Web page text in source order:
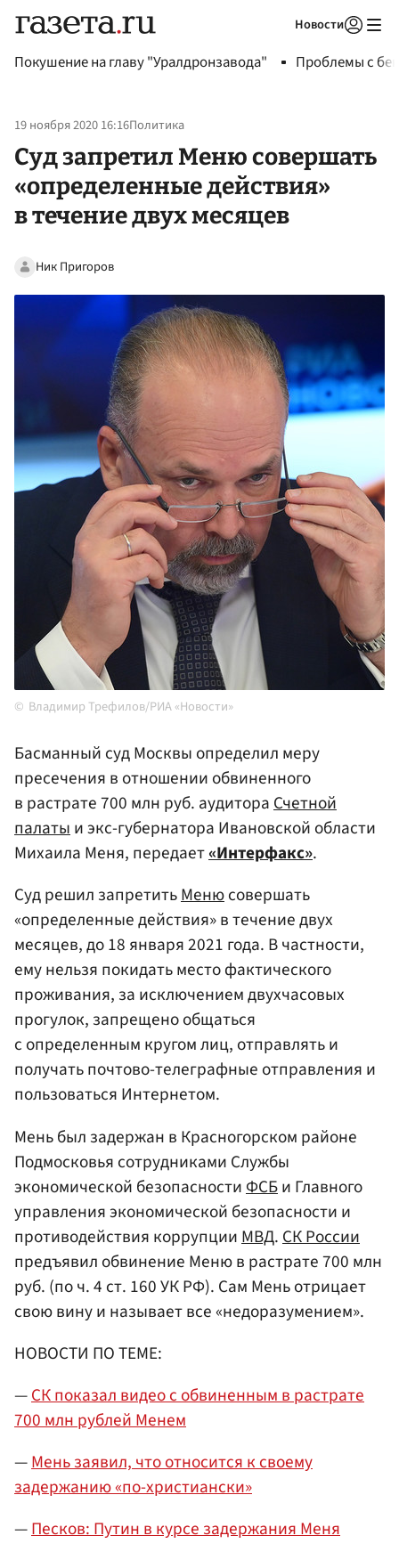
Новости
Покушение на главу "Уралдронзавода" Проблемы с
19 ноября 2020 16:16Политика
Суд запретил Меню совершать
«определенные действия»
в течение двух месяцев
Ник Пригоров
Владимир Трефилов/РИА «Новости»
Басманный суд Москвы определил меру
пресечения в отношении обвиненного
в растрате 700 млн руб. аудитораСчетной
палатыи экс-губернатора Ивановской области
Михаила Меня, передает«Интерфакс».
Суд решил запретитьМенюсовершать
«определенные действия» в течение двух
месяцев, до 18 января 2021 года. В частности,
ему нельзя покидать место фактического
проживания, за исключением двухчасовых
прогулок, запрещено общаться
с определенным кругом лиц, отправлять и
получать почтово-телеграфные отправления и
пользоваться Интернетом.
Мень был задержан в Красногорском районе
Подмосковья сотрудниками Службы
экономической безопасности ФСБи Главного
управления экономической безопасности и
противодействия коррупции МВД. СК России
предъявил обвинение Меню в растрате 700 млн
руб. (по ч. 4 ст. 160 УК РФ). Сам Мень отрицает
свою вину и называет все «недоразумением».
НОВОСТИ ПО ТЕМЕ:
—СК показал видео с обвиненным в растрате
700 млн рублей Менем
—Мень заявил, что относится к своему
задержанию «по-христиански»
—Песков: Путин в курсе задержания Меня